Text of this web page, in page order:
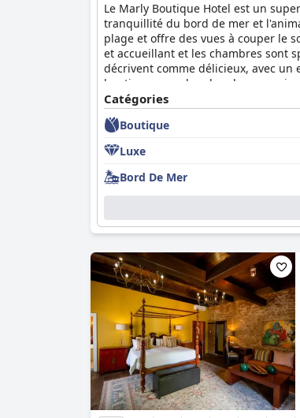
Le Marly Boutique Hotel est un
tranquillité du bord de mer et
plage et offre des vues à couper le
et accueillant et les chambres sont
décrivent comme délicieux, avec
boutique avec des chambres
un lieu de séjour extraordinaire
service exceptionnel. La piscine sur
bar. Le Marly Boutique Hotel est
une cuisine délicieuse et beaucoup
une expérience unique et intime
Catégories
Boutique
Luxe
Bord De Mer